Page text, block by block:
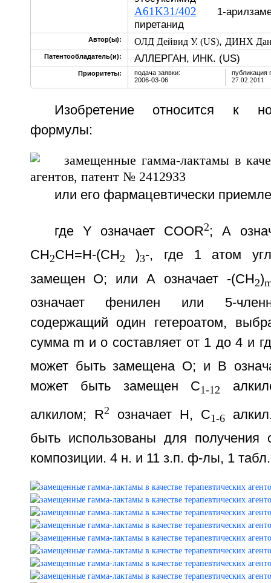
A61K31/402 1-
пиретанид
Автор(ы): ОЛД Дейвид У. (US), ДИНХ
Патентообладатель(и): АЛЛЕРГАН, ИНК. (US)
Приоритеты:
подача заявки:
2006-03-06
публикация
27.02.2011
Изобретение относится к
формулы:
или его фармацевтически
где Y означает COOR2; А
СН 2СН=Н-(СН 2 )3-, где 1 атом
замещен О; или А означает -(CH2)
означает фенилен или 5-
содержащий один гетероатом,
сумма m и о составляет от 1 до 4 и
может быть замещена О; и В
может быть замещен С1-12
алкилом; R2 означает Н, C1-6
быть использованы для получения
композиции. 4 н. и 11 з.п. ф-лы, 1